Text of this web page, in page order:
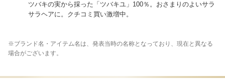
ツバキの実から採った「ツバキユ」100％。おさまりのよいサラ
サラヘアに。クチコミ買い激増中。
※ブランド名・アイテム名は、発表当時の名称となっており、現在と異なる
場合がございます。